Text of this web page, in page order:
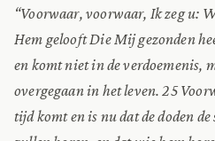
“Voorwaar, voorwaar, Ik zeg u:
Hem gelooft Die Mij gezonden
en komt niet in de verdoemenis,
overgegaan in het leven. 25
tijd komt en is nu dat de doden